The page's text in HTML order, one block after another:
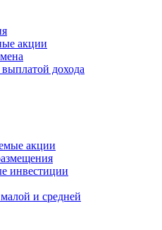
акции
дохода
акции
инвестиции
и средней